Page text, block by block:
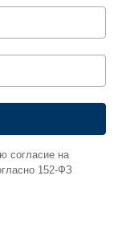
согласие на
152-ФЗ